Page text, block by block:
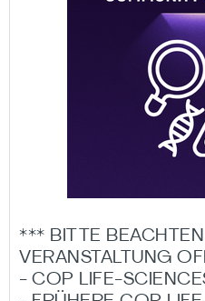
*** BITTE BEACHTEN
VERANSTALTUNG
- COP LIFE-